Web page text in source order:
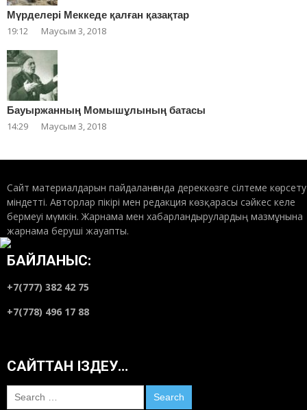
Мүрделері Меккеде қалған қазақтар
19:12 Маусым 3, 2018
Бауыржанның Момышұлының батасы
14:29 Маусым 3, 2018
Сайт материалдарын пайдаланғанда дереккөзге сілтеме көрсету
міндетті. Авторлар пікірі мен редакция көзқарасы сәйкес келе
бермеуі мүмкін. Жарнама мен хабарландырулардың мазмұнына
жарнама беруші жауапты.
БАЙЛАНЫС:
+7(777) 382 42 75
+7(778) 496 17 88
САЙТТАН ІЗДЕУ…
Search
for: